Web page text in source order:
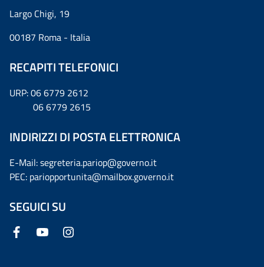
Largo Chigi, 19
00187 Roma - Italia
RECAPITI TELEFONICI
URP: 06 6779 2612
06 6779 2615
INDIRIZZI DI POSTA ELETTRONICA
E-Mail: segreteria.pariop@governo.it
PEC: pariopportunita@mailbox.governo.it
SEGUICI SU